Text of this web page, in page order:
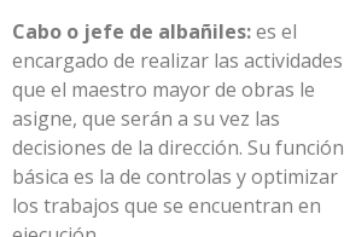
Cabo o jefe de albañiles:es el
encargado de realizar las actividades
que el maestro mayor de obras le
asigne, que serán a su vez las
decisiones de la dirección. Su función
básica es la de controlas y optimizar
los trabajos que se encuentran en